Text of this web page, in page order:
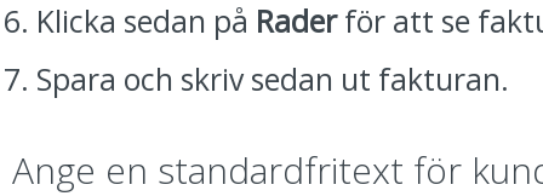
Klicka sedan på Raderför att se
Spara och skriv sedan ut fakturan.
Ange en standardfritext för